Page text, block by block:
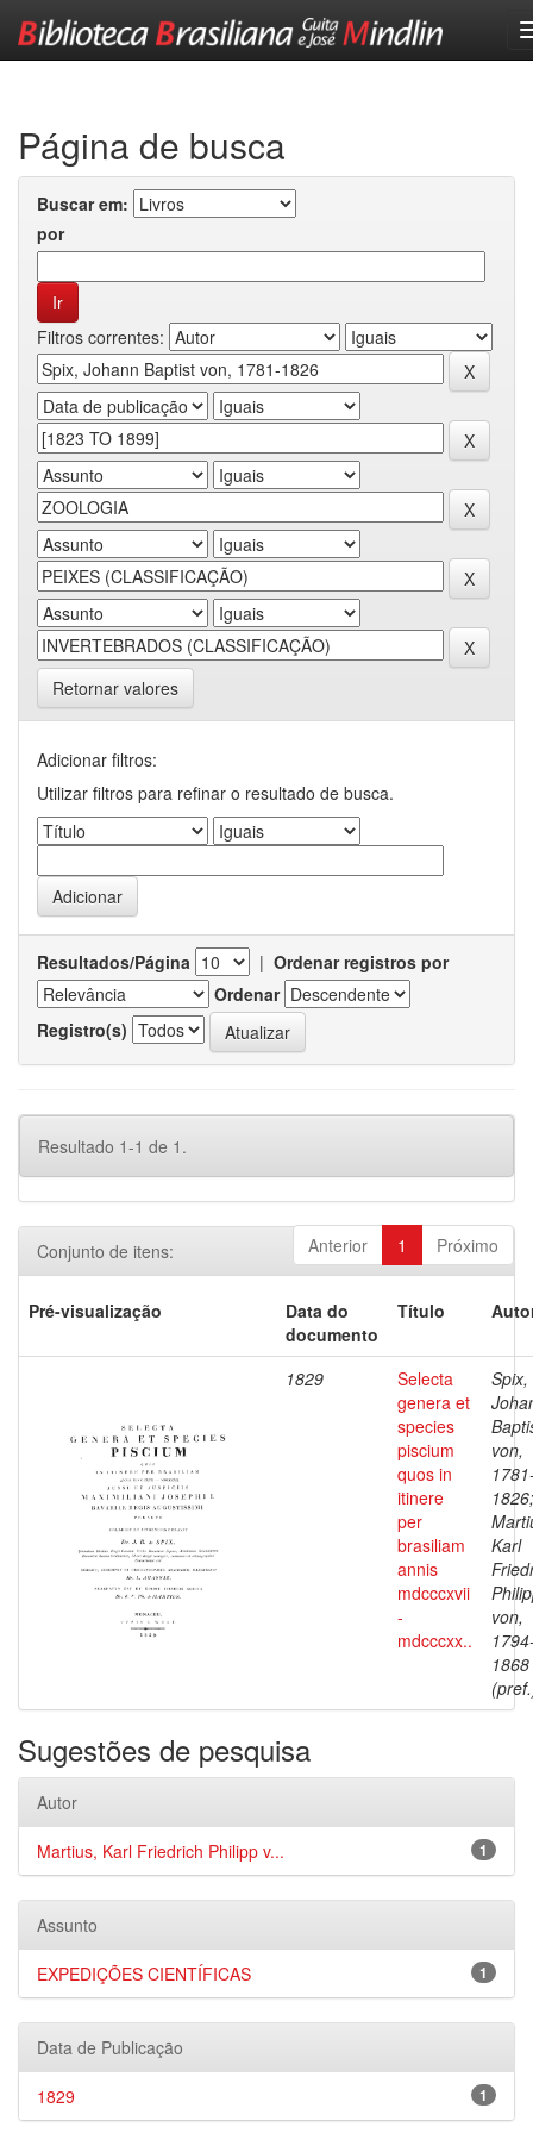
Página de busca
Buscar em:
por
Filtros correntes:
Retornar valores
Adicionar filtros:
Utilizar filtros para refinar o resultado de busca.
Resultados/Página | Ordenar registros por
Ordenar
Registro(s)
Resultado 1-1 de 1.
Anterior 1 Próximo
Conjunto de itens:
Pré-visualização
Data do
documento
Título
1829
Selecta
genera et
species
piscium
quos in
itinere
per
brasiliam
annis
mdcccxvii
-
mdcccxx..
Spix,
von,
1826;
Karl
von,
1868
Sugestões de pesquisa
Autor
1
Martius, Karl Friedrich Philipp v...
Assunto
1
EXPEDIÇÕES CIENTÍFICAS
Data de Publicação
1
1829